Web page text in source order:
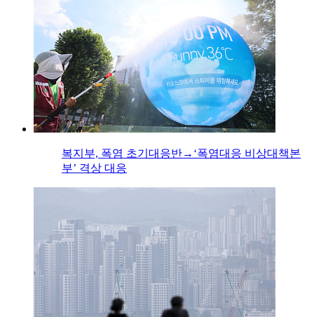
복지부, 폭염 초기대응반→‘폭염대응 비상대책본
부’ 격상 대응